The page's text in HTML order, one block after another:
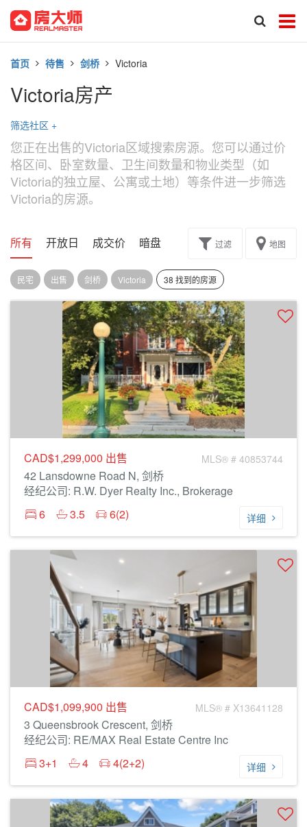
首页 待售 剑桥 Victoria
Victoria房产
筛选社区 +
您正在出售的Victoria区域搜索房源。您可以通过价
格区间、卧室数量、卫生间数量和物业类型（如
Victoria的独立屋、公寓或土地）等条件进一步筛选
Victoria的房源。
所有 开放日 成交价 暗盘 楼花转让过滤 地图
民宅 出售 剑桥 Victoria 38 找到的房源
CAD$1,299,000 出售 MLS® # 40853744
42 Lansdowne Road N, 剑桥
经纪公司: R.W. Dyer Realty Inc., Brokerage
6
3.5 6(2) 详细
CAD$1,099,900 出售 MLS® # X13641128
3 Queensbrook Crescent, 剑桥
经纪公司: RE/MAX Real Estate Centre Inc
3+1
4 4(2+2) 详细